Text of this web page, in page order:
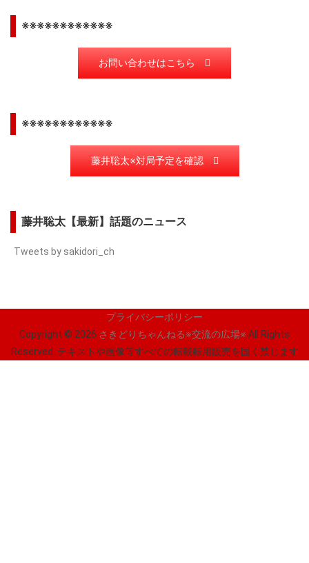
※※※※※※※※※※※※
お問い合わせはこちら
※※※※※※※※※※※※
藤井聡太※対局予定を確認
藤井聡太【最新】話題のニュース
Tweets by sakidori_ch
プライバシーポリシー
Copyright © 2026 さきどりちゃんねる※交流の広場※ All Rights
Reserved. テキストや画像等すべての転載転用販売を固く禁じます